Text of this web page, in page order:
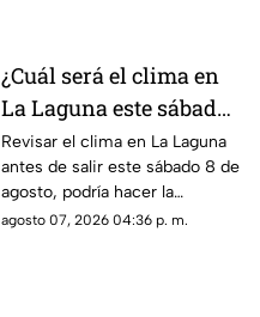
¿Cuál será el clima en
La Laguna este sábado
8 de agosto 2026?
Revisar el clima en La Laguna
antes de salir este sábado 8 de
agosto, podría hacer la
diferencia entre un día
agosto 07, 2026 04:36 p. m.